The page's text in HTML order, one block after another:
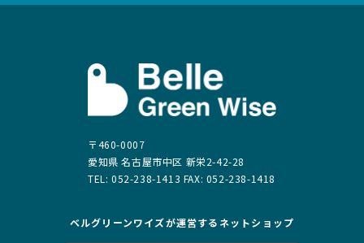
〒460-0007
愛知県 名古屋市中区 新栄2-42-28
TEL: 052-238-1413 FAX: 052-238-1418
ベルグリーンワイズが運営する ネットショップ